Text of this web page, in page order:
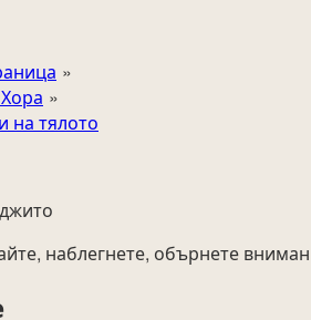
на тялото
наблегнете, обърнете